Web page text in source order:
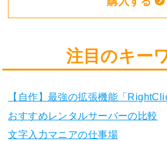
注目のキー
【自作】最強の拡張機能「
おすすめレンタルサーバーの比較
文字入力マニアの仕事場